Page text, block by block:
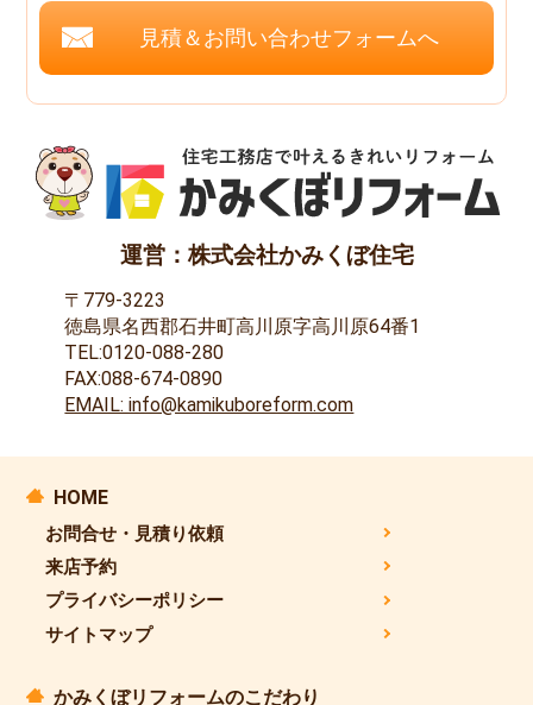
見積＆お問い合わせフォームへ
運営：株式会社かみくぼ住宅
〒779-3223
徳島県名西郡石井町高川原字高川原64番1
TEL:0120-088-280
FAX:088-674-0890
EMAIL: info@kamikuboreform.com
HOME
お問合せ・見積り依頼
来店予約
プライバシーポリシー
サイトマップ
かみくぼリフォームのこだわり